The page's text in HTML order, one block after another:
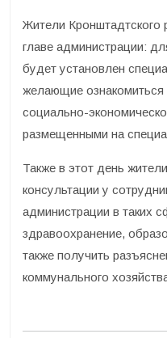
Жители Кронштадтского
главе администрации:
будет установлен
желающие
социально-
размещенными на
Также в этот день
консультации у
администрации в таких
здравоохранение,
также получить
коммунального